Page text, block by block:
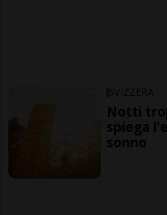
SVIZZERA
Notti
spiega
sonno